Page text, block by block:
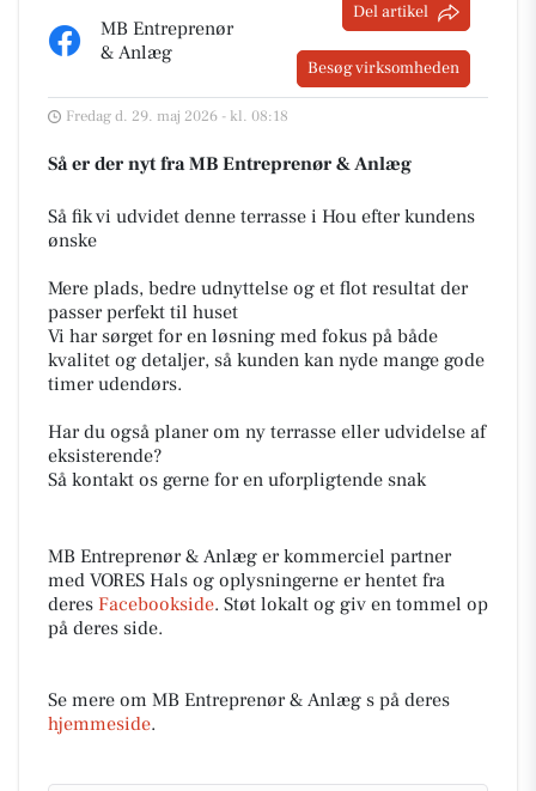
MB Entreprenør
& Anlæg
Del artikel
Besøg virksomheden
Fredag d. 29. maj 2026 - kl. 08:18
Så er der nyt fra MB Entreprenør & Anlæg
Så fik vi udvidet denne terrasse i Hou efter kundens
ønske
Mere plads, bedre udnyttelse og et flot resultat der
passer perfekt til huset
Vi har sørget for en løsning med fokus på både
kvalitet og detaljer, så kunden kan nyde mange gode
timer udendørs.
Har du også planer om ny terrasse eller udvidelse af
eksisterende?
Så kontakt os gerne for en uforpligtende snak
MB Entreprenør & Anlæg er kommerciel partner
med VORES Hals og oplysningerne er hentet fra
deres Facebookside. Støt lokalt og giv en tommel op
på deres side.
Se mere om MB Entreprenør & Anlæg s på deres
hjemmeside.